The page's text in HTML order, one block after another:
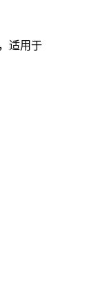
适用于